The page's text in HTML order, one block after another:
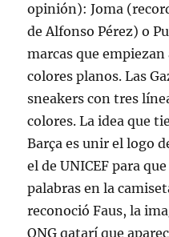
opinión): Joma
de Alfonso Pérez) o
marcas que
colores planos. Las
sneakers con tres
colores. La idea que
Barça es unir el logo
el de UNICEF para
palabras en la
reconoció Faus, la
ONG qatarí que